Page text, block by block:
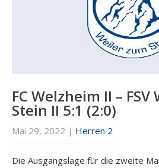
FC Welzheim II –
Stein II 5:1 (2:0)
Mai 29, 2022 | Herren 2
Die Ausgangslage für die zweite